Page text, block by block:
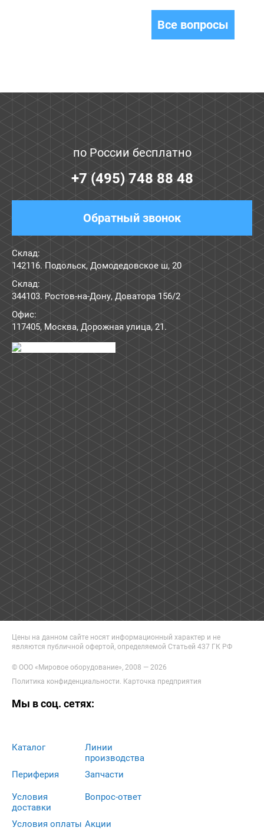
Все вопросы
по России бесплатно
+7 (495) 748 88 48
Обратный звонок
Склад:
142116. Подольск, Домодедовское ш, 20
Склад:
344103. Ростов-на-Дону, Доватора 156/2
Офис:
117405, Москва, Дорожная улица, 21 .
Цены на данном сайте носят информационный характер и не
являются публичной офертой, определяемой Статьей 437 ГК РФ
© ООО «Мировое оборудование», 2008 — 2026
Политика конфиденциальности. Карточка предприятия
Мы в соц. сетях:
Каталог
Периферия
Линии
производства
Запчасти
Условия
доставки
Условия оплаты
Вопрос-ответ
Акции